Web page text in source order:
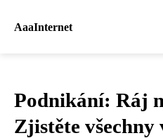
AaaInternet
Podnikání: Ráj
Zjistěte všechny